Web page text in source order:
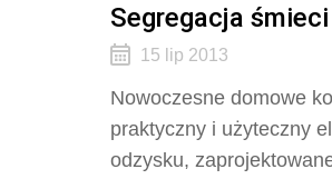
Segregacja
15 lip 2013
Nowoczesne domowe
praktyczny i użyteczny
odzysku,